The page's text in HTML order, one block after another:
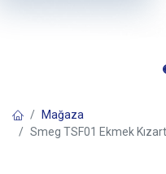
Mağaza
Smeg TSF01 Ekmek